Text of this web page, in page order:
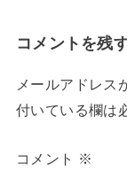
コメントを残
メールアドレス
付いている欄は
コメント ※